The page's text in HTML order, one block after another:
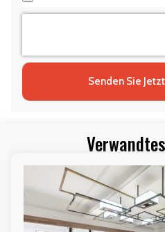
Senden Sie